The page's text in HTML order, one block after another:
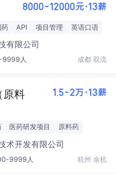
8000-12000元·13薪
药 API 项目管理 英语口语
有限公司
9999人 成都 双流
原料
1.5-2万·13薪
医药研发项目 原料药
术开发有限公司
9999人 杭州 余杭